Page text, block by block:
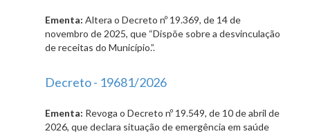
Ementa: Altera o Decreto nº 19.369, de 14 de
novembro de 2025, que “Dispõe sobre a desvinculação
de receitas do Município.”.
Decreto - 19681/2026
Ementa: Revoga o Decreto nº 19.549, de 10 de abril de
2026, que declara situação de emergência em saúde